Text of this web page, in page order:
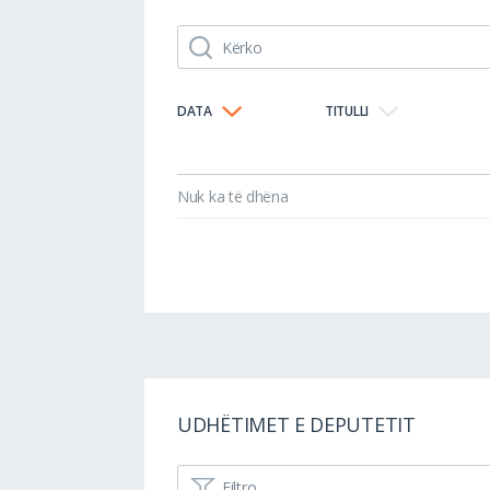
DATA TITULLI
Nuk ka të dhëna
UDHËTIMET E DEPUTETIT